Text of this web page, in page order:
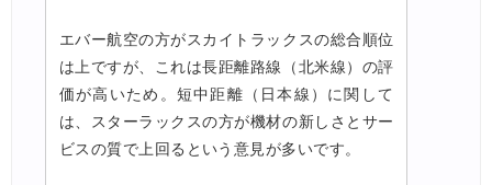
エバー航空の方がスカイトラックスの総合順位
は上ですが、これは長距離路線（北米線）の評
価が高いため。短中距離（日本線）に関して
は、スターラックスの方が機材の新しさとサー
ビスの質で上回るという意見が多いです。